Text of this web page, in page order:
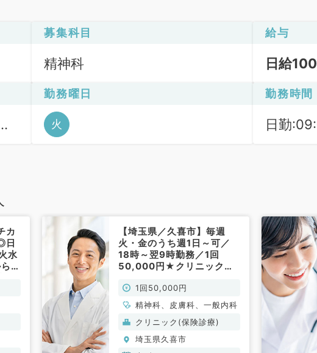
募集科目
精神科
給与
日給
勤務曜日
火
勤務時間
日勤
カ
日
水
可
【埼玉県／久喜市】毎週
火・金のうち週1日～可／
18時～翌9時勤務／1回
50,000円★クリニックに
です(一般内科・精神科・皮
膚科／非常勤)
1回50,000円
精神科、皮膚科、一般内科
クリニック(保険診療)
埼玉県久喜市